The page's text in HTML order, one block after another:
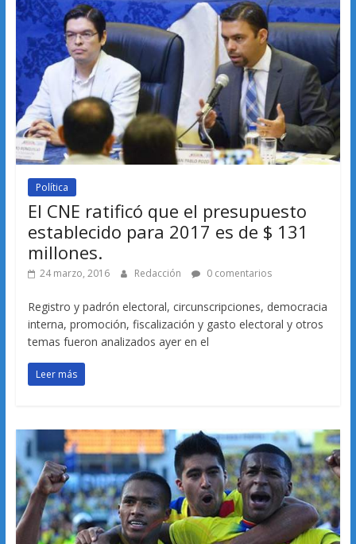
Política
El CNE ratificó que el presupuesto
establecido para 2017 es de $ 131
millones.
24 marzo, 2016 Redacción 0 comentarios
Registro y padrón electoral, circunscripciones, democracia
interna, promoción, fiscalización y gasto electoral y otros
temas fueron analizados ayer en el
Leer más